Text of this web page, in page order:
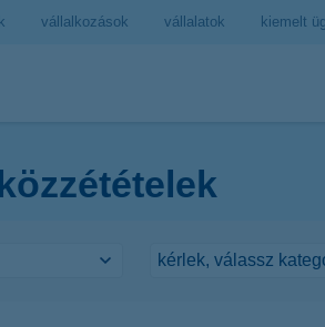
vállalkozások vállalatok kiemelt